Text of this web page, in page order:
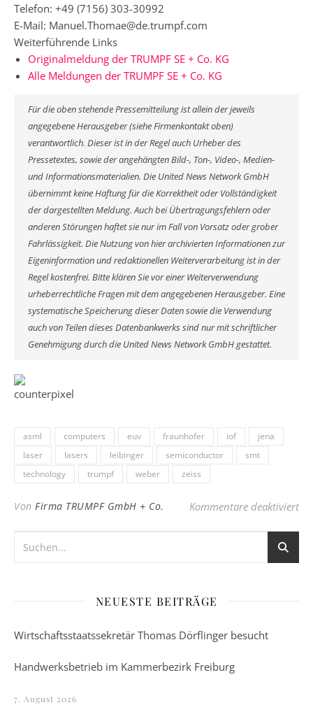
Telefon: +49 (7156) 303-30992
E-Mail: Manuel.Thomae@de.trumpf.com
Weiterführende Links
Originalmeldung der TRUMPF SE + Co. KG
Alle Meldungen der TRUMPF SE + Co. KG
Für die oben stehende Pressemitteilung ist allein der jeweils
angegebene Herausgeber (siehe Firmenkontakt oben)
verantwortlich. Dieser ist in der Regel auch Urheber des
Pressetextes, sowie der angehängten Bild-, Ton-, Video-, Medien-
und Informationsmaterialien. Die United News Network GmbH
übernimmt keine Haftung für die Korrektheit oder Vollständigkeit
der dargestellten Meldung. Auch bei Übertragungsfehlern oder
anderen Störungen haftet sie nur im Fall von Vorsatz oder grober
Fahrlässigkeit. Die Nutzung von hier archivierten Informationen zur
Eigeninformation und redaktionellen Weiterverarbeitung ist in der
Regel kostenfrei. Bitte klären Sie vor einer Weiterverwendung
urheberrechtliche Fragen mit dem angegebenen Herausgeber. Eine
systematische Speicherung dieser Daten sowie die Verwendung
auch von Teilen dieses Datenbankwerks sind nur mit schriftlicher
Genehmigung durch die United News Network GmbH gestattet.
asml computers euv fraunhofer iof
jena
laser
lasers leibinger semiconductor
smt
technology
trumpf weber zeiss
Von Firma TRUMPF GmbH + Co. Kommentare deaktiviertfür
NEUESTE BEITRÄGE
Wirtschaftsstaatssekretär Thomas Dörflinger besucht
Handwerksbetrieb im Kammerbezirk Freiburg
7. August 2026